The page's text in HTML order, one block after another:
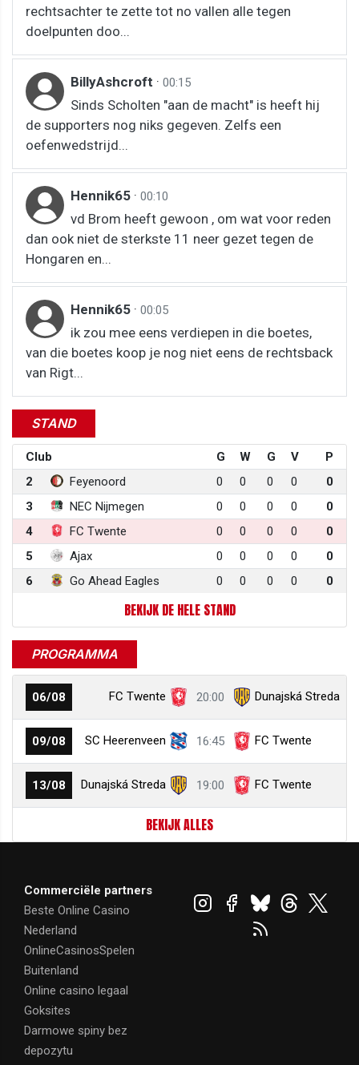
rechtsachter te zette tot no vallen alle tegen
doelpunten doo...
BillyAshcroft · 00:15
Sinds Scholten "aan de macht" is heeft hij
de supporters nog niks gegeven. Zelfs een
oefenwedstrijd...
Hennik65 · 00:10
vd Brom heeft gewoon , om wat voor reden
dan ook niet de sterkste 11 neer gezet tegen de
Hongaren en...
Hennik65 · 00:05
ik zou mee eens verdiepen in die boetes,
van die boetes koop je nog niet eens de rechtsback
van Rigt...
STAND
Club G W G V
P
2
Feyenoord 0 0 0 0
0
3
NEC Nijmegen 0 0 0 0
0
4
FC Twente 0 0 0 0
0
5
Ajax 0 0 0 0
0
6
Go Ahead Eagles 0 0 0 0 0
BEKIJK DE HELE STAND
PROGRAMMA
06/08 FC Twente 20:00 Dunajská Streda
09/08 SC Heerenveen 16:45 FC Twente
13/08 Dunajská Streda 19:00 FC Twente
BEKIJK ALLES
Commerciële partners
Beste Online Casino
Nederland
OnlineCasinosSpelen
Buitenland
Online casino legaal
Goksites
Darmowe spiny bez
depozytu